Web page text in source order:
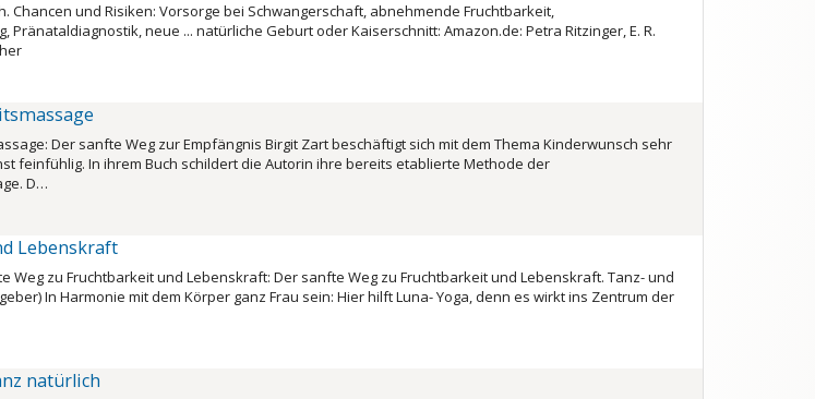
Chancen und Risiken: Vorsorge bei Schwangerschaft, abnehmende Fruchtbarkeit,
Pränataldiagnostik, neue ... natürliche Geburt oder Kaiserschnitt: Amazon.de: Petra Ritzinger, E. R.
Der sanfte Weg zur Empfängnis Birgit Zart beschäftigt sich mit dem Thema Kinderwunsch sehr
feinfühlig. In ihrem Buch schildert die Autorin ihre bereits etablierte Methode der
D…
Lebenskraft
Weg zu Fruchtbarkeit und Lebenskraft: Der sanfte Weg zu Fruchtbarkeit und Lebenskraft. Tanz- und
In Harmonie mit dem Körper ganz Frau sein: Hier hilft Luna- Yoga, denn es wirkt ins Zentrum der
natürlich